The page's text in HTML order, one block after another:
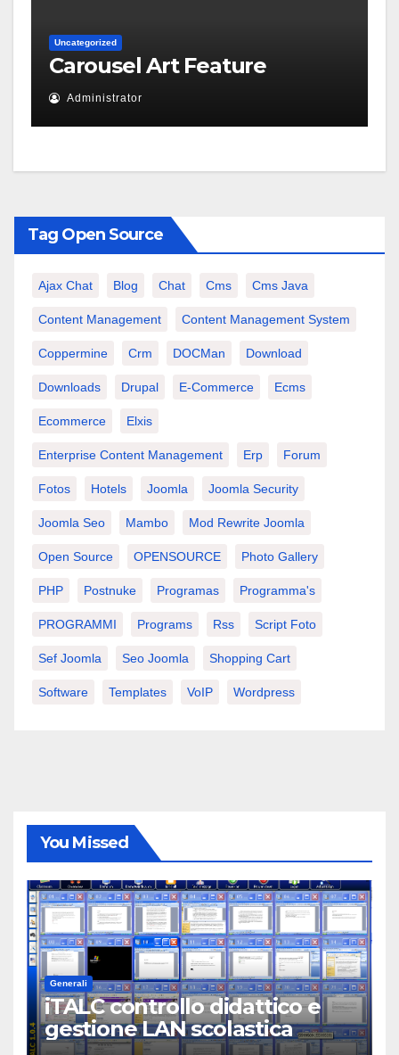
Uncategorized
Carousel Art Feature
Administrator
Tag Open Source
Ajax Chat Blog Chat Cms Cms Java
Content Management Content Management System
Coppermine Crm DOCMan Download
Downloads Drupal E-Commerce Ecms
Ecommerce Elxis
Enterprise Content Management Erp Forum
Fotos Hotels Joomla Joomla Security
Joomla Seo Mambo Mod Rewrite Joomla
Open Source OPENSOURCE Photo Gallery
PHP Postnuke Programas Programma's
PROGRAMMI Programs Rss Script Foto
Sef Joomla Seo Joomla Shopping Cart
Software Templates VoIP Wordpress
You Missed
Generali
iTALC controllo didattico e
gestione LAN scolastica